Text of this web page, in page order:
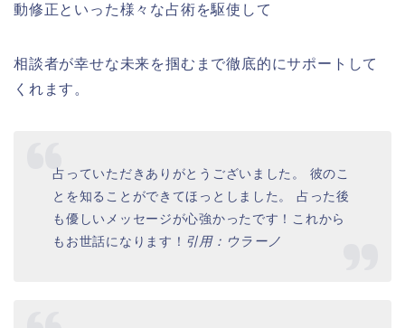
動修正といった様々な占術を駆使して
相談者が幸せな未来を掴むまで徹底的にサポートして
くれます。
占っていただきありがとうございました。 彼のこ
とを知ることができてほっとしました。 占った後
も優しいメッセージが心強かったです！これから
もお世話になります！ 引用：ウラーノ